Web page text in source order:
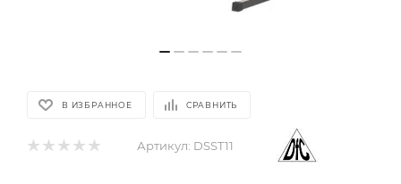
В ИЗБРАННОЕ СРАВНИТЬ
Артикул: DSST11